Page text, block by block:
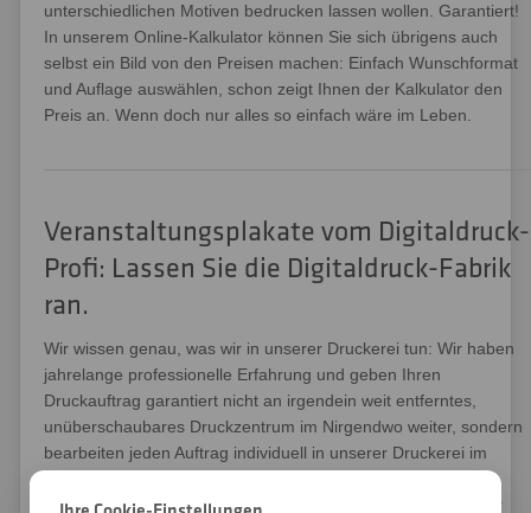
unterschiedlichen Motiven bedrucken lassen wollen. Garantiert!
In unserem Online-Kalkulator können Sie sich übrigens auch
selbst ein Bild von den Preisen machen: Einfach Wunschformat
und Auflage auswählen, schon zeigt Ihnen der Kalkulator den
Preis an. Wenn doch nur alles so einfach wäre im Leben.
Veranstaltungsplakate vom Digitaldruck-
Profi: Lassen Sie die Digitaldruck-Fabrik
ran.
Wir wissen genau, was wir in unserer Druckerei tun: Wir haben
jahrelange professionelle Erfahrung und geben Ihren
Druckauftrag garantiert nicht an irgendein weit entferntes,
unüberschaubares Druckzentrum im Nirgendwo weiter, sondern
bearbeiten jeden Auftrag individuell in unserer Druckerei im
bayerischen Wörth an der Isar. Hier ist jeder Handgriff – vom
Zuschnitt über den Druck bis zur Verpackung – unter unserer